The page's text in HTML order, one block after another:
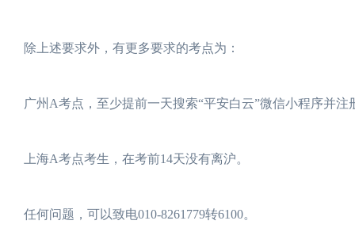
除上述要求外，有更多要求的考点为：
广州A考点，至少提前一天搜索“平安白云”微信小程序并
上海A考点考生，在考前14天没有离沪。
任何问题，可以致电010-8261779转6100。